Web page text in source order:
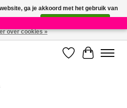
×
Parfumerie Marie Rose
Verlanglijst
ga je akkoord met het gebruik van
verbeteren.
over cookies »